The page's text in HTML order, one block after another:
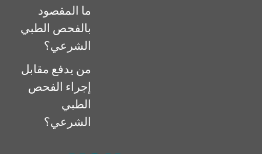
ما المقصود
بالفحص الطبي
الشرعي؟
من يدفع مقابل
إجراء الفحص
الطبي
الشرعي؟